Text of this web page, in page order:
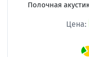
Полочная
Цена: